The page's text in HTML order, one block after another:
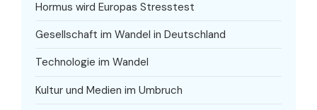
Hormus wird Europas Stresstest
Gesellschaft im Wandel in Deutschland
Technologie im Wandel
Kultur und Medien im Umbruch